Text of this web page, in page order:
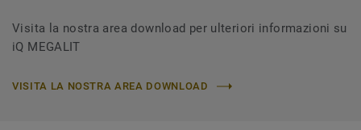
Visita la nostra area download per ulteriori informazioni su
iQ MEGALIT
VISITA LA NOSTRA AREA DOWNLOAD